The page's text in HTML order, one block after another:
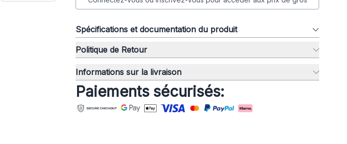
Spécifications et documentation du produit
Politique de Retour
Informations sur la livraison
Paiements sécurisés: